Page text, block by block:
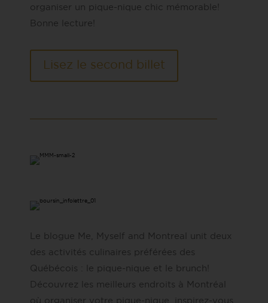
organiser un pique-nique chic mémorable!
Bonne lecture!
Lisez le second billet
Le blogue Me, Myself and Montreal unit deux
des activités culinaires préférées des
Québécois : le pique-nique et le brunch!
Découvrez les meilleurs endroits à Montréal
où organiser votre pique-nique, inspirez-vous